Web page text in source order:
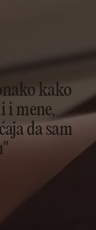
kako
i mene,
da sam